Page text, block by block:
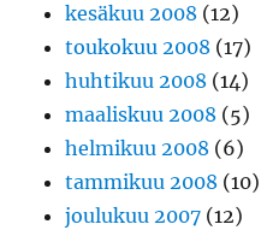
kesäkuu 2008 (12)
toukokuu 2008 (17)
huhtikuu 2008 (14)
maaliskuu 2008 (5)
helmikuu 2008 (6)
tammikuu 2008 (10)
joulukuu 2007 (12)